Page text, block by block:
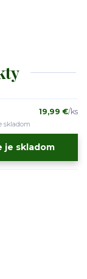
19,99 €/ks
skladom
je skladom